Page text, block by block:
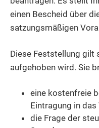
einen Bescheid über
satzungsmäßigen
Diese Feststellung gilt
aufgehoben wird. Sie
eine kostenfreie
Eintragung in
die Frage der